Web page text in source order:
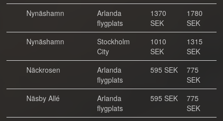
Nynäshamn
Arlanda
flygplats
1370
SEK
1780
SEK
Nynäshamn
Stockholm
City
1010
SEK
1315
SEK
Näckrosen
Arlanda
flygplats
595 SEK
775
SEK
Näsby Allé
Arlanda
flygplats
595 SEK
775
SEK